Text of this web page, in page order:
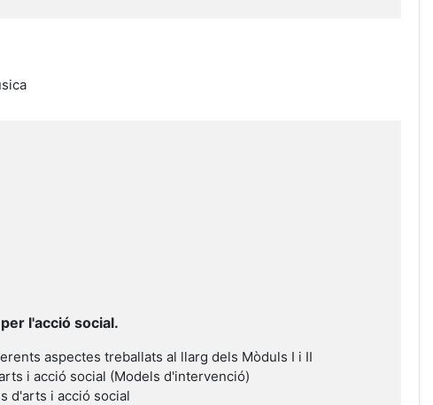
l'acció social.
aspectes treballats al llarg dels Mòduls I i II
i acció social (Models d'intervenció)
d'arts i acció social